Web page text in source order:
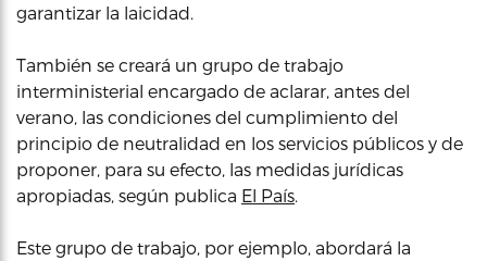
garantizar la laicidad.
También se creará un grupo de trabajo
interministerial encargado de aclarar, antes del
verano, las condiciones del cumplimiento del
principio de neutralidad en los servicios públicos y de
proponer, para su efecto, las medidas jurídicas
apropiadas, según publica El País
Este grupo de trabajo, por ejemplo, abordará la